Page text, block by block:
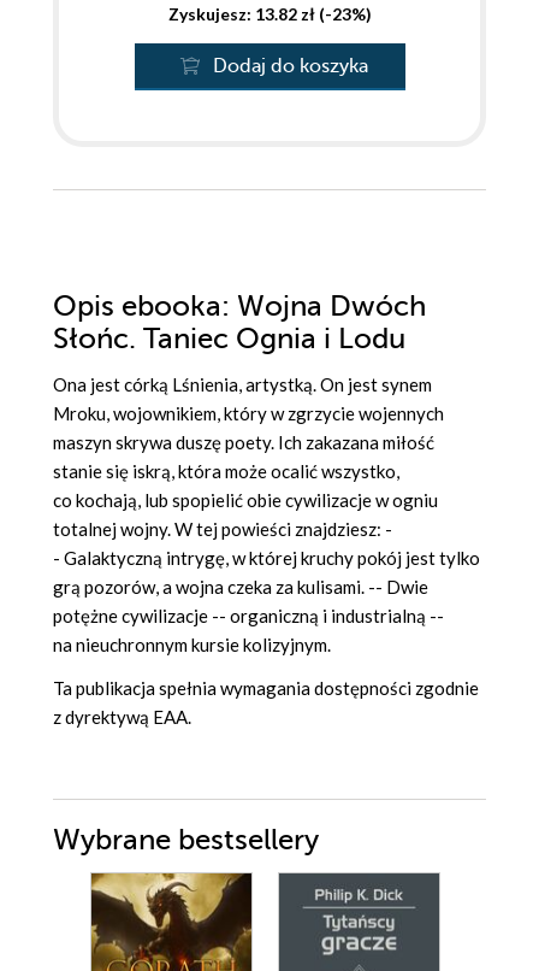
Zyskujesz: 13.82 zł (-23%)
Dodaj do koszyka
Opis ebooka: Wojna Dwóch
Słońc. Taniec Ognia i Lodu
Ona jest córką Lśnienia, artystką. On jest synem
Mroku, wojownikiem, który w zgrzycie wojennych
maszyn skrywa duszę poety. Ich zakazana miłość
stanie się iskrą, która może ocalić wszystko,
co kochają, lub spopielić obie cywilizacje w ogniu
totalnej wojny. W tej powieści znajdziesz: -
- Galaktyczną intrygę, w której kruchy pokój jest tylko
grą pozorów, a wojna czeka za kulisami. -- Dwie
potężne cywilizacje -- organiczną i industrialną --
na nieuchronnym kursie kolizyjnym.
Ta publikacja spełnia wymagania dostępności zgodnie
z dyrektywą EAA.
Wybrane bestsellery